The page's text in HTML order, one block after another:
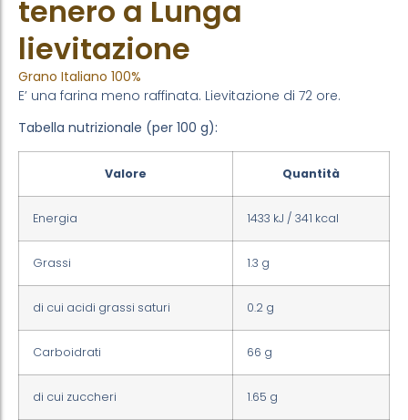
tenero a Lunga
lievitazione
Grano Italiano 100%
E’ una farina meno raffinata. Lievitazione di 72 ore.
Tabella nutrizionale (per 100 g):
Valore Quantità
Energia 1433 kJ / 341 kcal
Grassi 1.3 g
di cui acidi grassi saturi 0.2 g
Carboidrati 66 g
di cui zuccheri 1.65 g